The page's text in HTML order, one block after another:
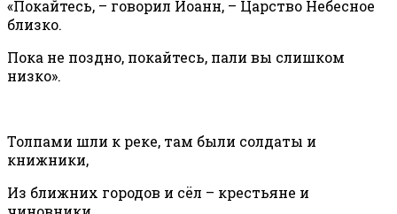
«Покайтесь, – говорил Иоанн, – Царство Небесное
близко.
Пока не поздно, покайтесь, пали вы слишком
низко».
Толпами шли к реке, там были солдаты и
книжники,
Из ближних городов и сёл – крестьяне и